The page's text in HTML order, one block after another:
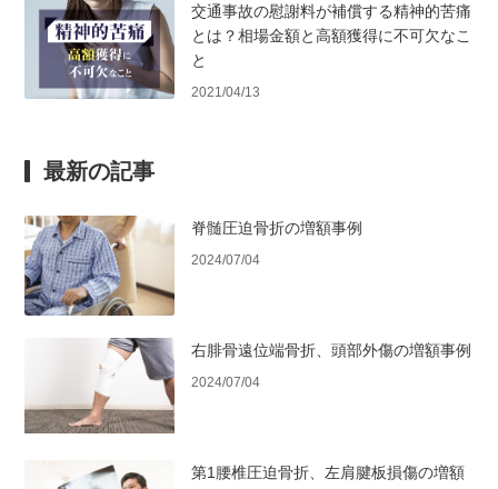
交通事故の慰謝料が補償する精神的苦痛
とは？相場金額と高額獲得に不可欠なこ
と
2021/04/13
最新の記事
脊髄圧迫骨折の増額事例
2024/07/04
右腓骨遠位端骨折、頭部外傷の増額事例
2024/07/04
第1腰椎圧迫骨折、左肩腱板損傷の増額